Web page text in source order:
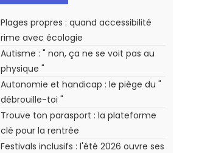
Plages propres : quand accessibilité
rime avec écologie
Autisme : " non, ça ne se voit pas au
physique "
Autonomie et handicap : le piège du "
débrouille-toi "
Trouve ton parasport : la plateforme
clé pour la rentrée
Festivals inclusifs : l'été 2026 ouvre ses